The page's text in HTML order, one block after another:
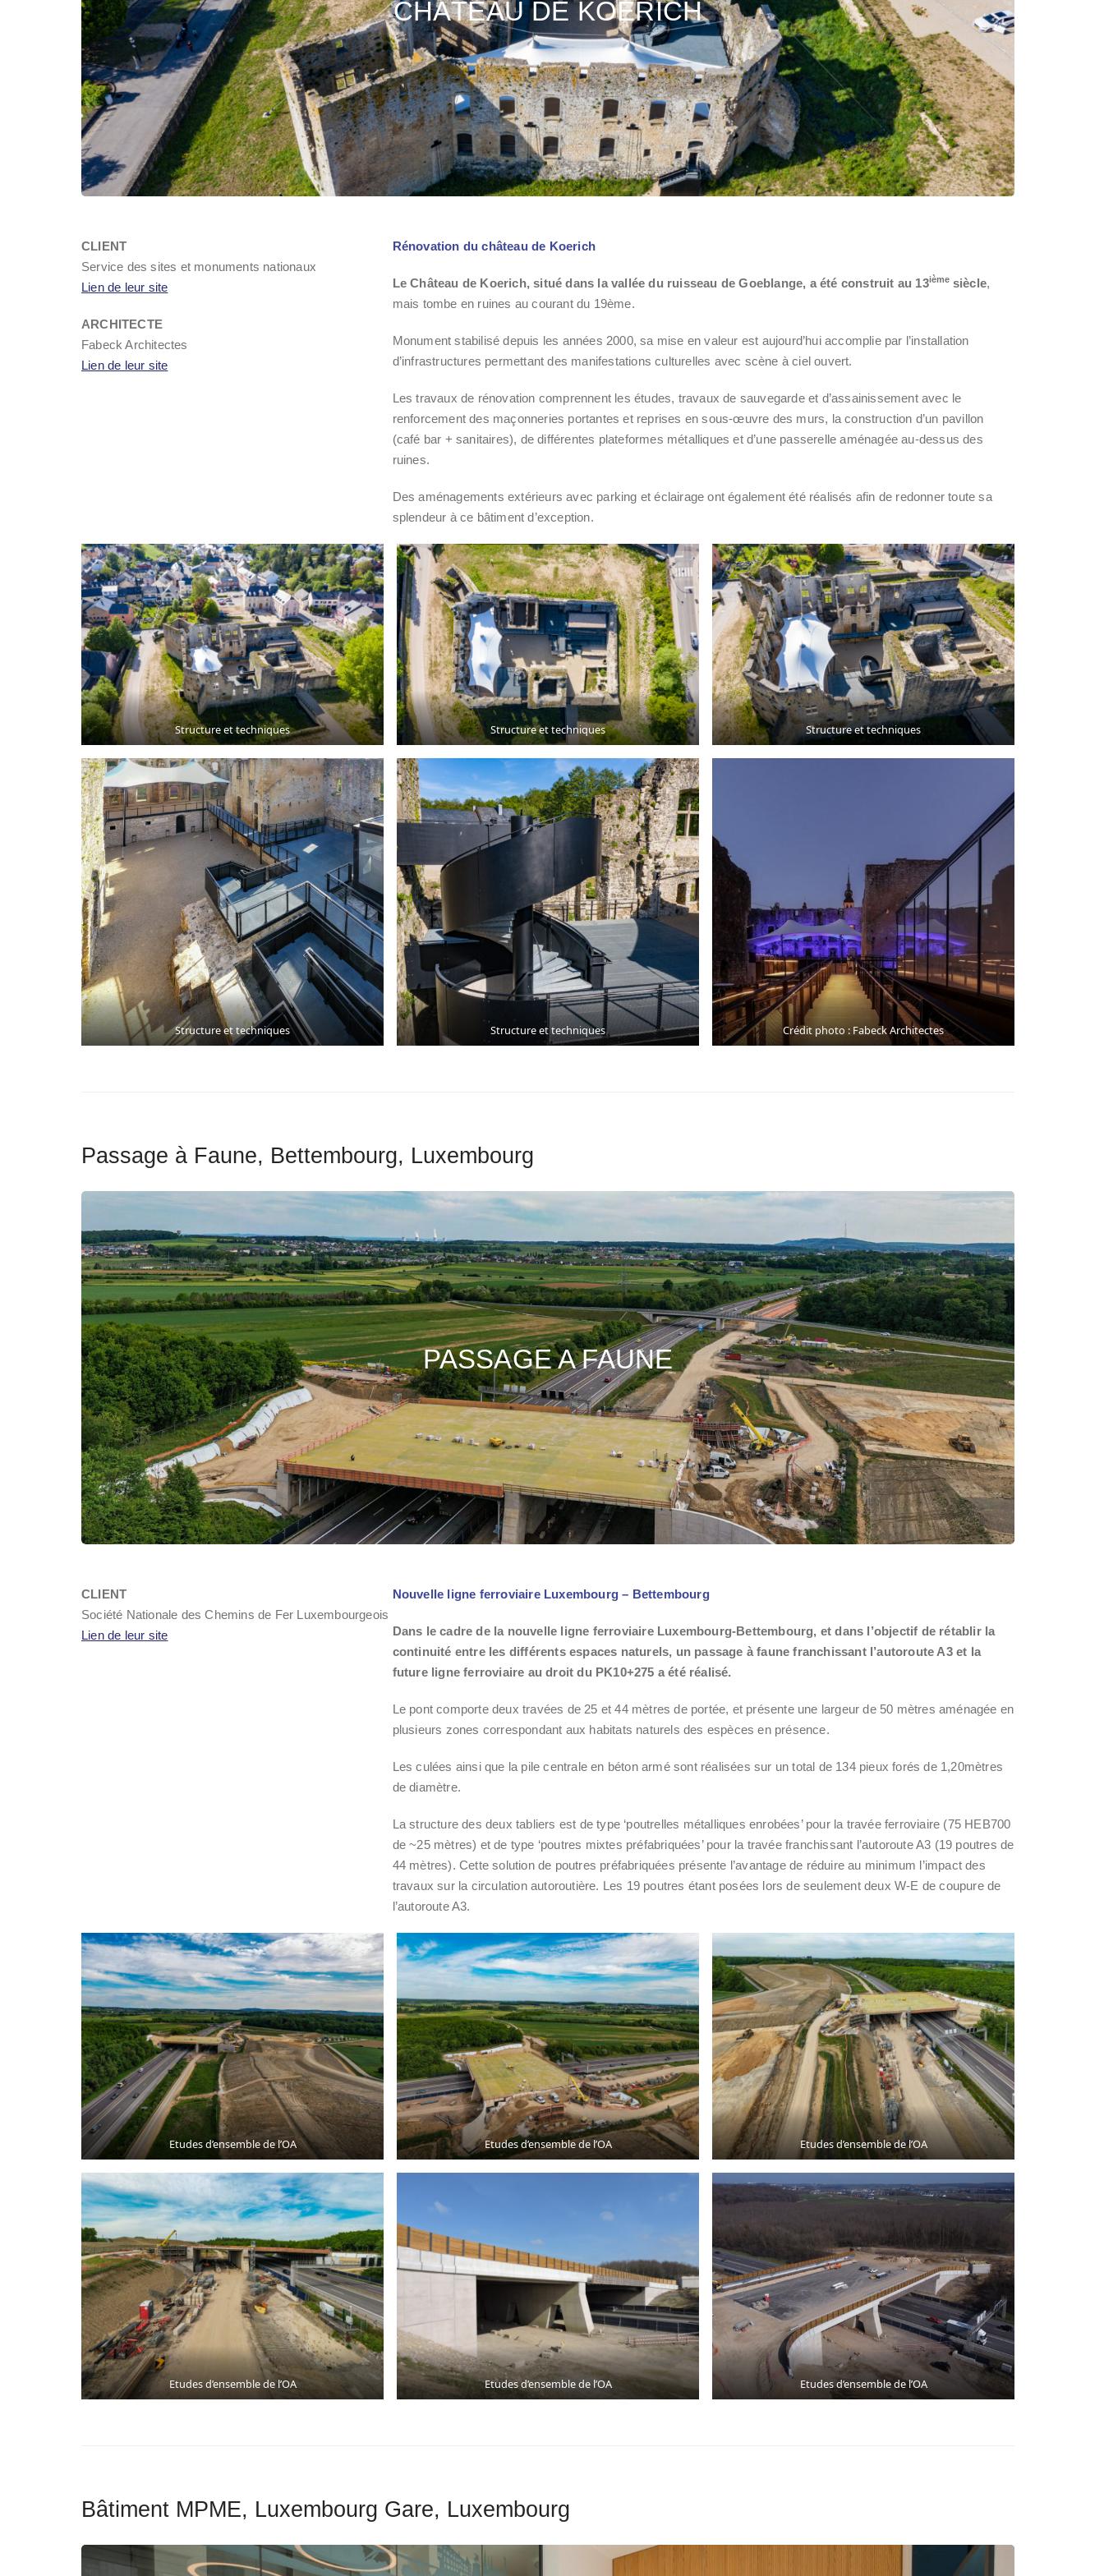
CHÂTEAU DE KOERICH
CLIENT
Service des sites et monuments nationaux
Lien de leur site
ARCHITECTE
Fabeck Architectes
Lien de leur site
Rénovation du château de Koerich
Le Château de Koerich, situé dans la vallée du ruisseau de Goeblange, a été construit au 13ième siècle,
mais tombe en ruines au courant du 19ème.
Monument stabilisé depuis les années 2000, sa mise en valeur est aujourd’hui accomplie par l’installation
d’infrastructures permettant des manifestations culturelles avec scène à ciel ouvert.
Les travaux de rénovation comprennent les études, travaux de sauvegarde et d’assainissement avec le
renforcement des maçonneries portantes et reprises en sous-œuvre des murs, la construction d’un pavillon
(café bar + sanitaires), de différentes plateformes métalliques et d’une passerelle aménagée au-dessus des
ruines.
Des aménagements extérieurs avec parking et éclairage ont également été réalisés afin de redonner toute sa
splendeur à ce bâtiment d’exception.
Structure et techniques Structure et techniques Structure et techniques
Structure et techniques Structure et techniques Crédit photo : Fabeck Architectes
Passage à Faune, Bettembourg, Luxembourg
PASSAGE A FAUNE
CLIENT
Société Nationale des Chemins de Fer Luxembourgeois
Lien de leur site
Nouvelle ligne ferroviaire Luxembourg – Bettembourg
Dans le cadre de la nouvelle ligne ferroviaire Luxembourg-Bettembourg, et dans l’objectif de rétablir la
continuité entre les différents espaces naturels, un passage à faune franchissant l’autoroute A3 et la
future ligne ferroviaire au droit du PK10+275 a été réalisé.
Le pont comporte deux travées de 25 et 44 mètres de portée, et présente une largeur de 50 mètres aménagée en
plusieurs zones correspondant aux habitats naturels des espèces en présence.
Les culées ainsi que la pile centrale en béton armé sont réalisées sur un total de 134 pieux forés de 1,20mètres
de diamètre.
La structure des deux tabliers est de type ‘poutrelles métalliques enrobées’ pour la travée ferroviaire (75 HEB700
de ~25 mètres) et de type ‘poutres mixtes préfabriquées’ pour la travée franchissant l’autoroute A3 (19 poutres de
44 mètres). Cette solution de poutres préfabriquées présente l’avantage de réduire au minimum l’impact des
travaux sur la circulation autoroutière. Les 19 poutres étant posées lors de seulement deux W-E de coupure de
l’autoroute A3.
Etudes d’ensemble de l’OA Etudes d’ensemble de l’OA Etudes d’ensemble de l’OA
Etudes d’ensemble de l’OA Etudes d’ensemble de l’OA Etudes d’ensemble de l’OA
Bâtiment MPME, Luxembourg Gare, Luxembourg